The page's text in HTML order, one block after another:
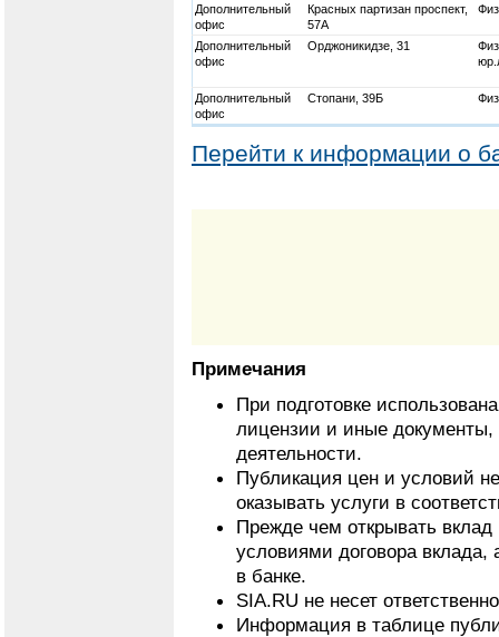
Дополнительный
офис
Красных партизан проспект,
57А
Дополнительный
офис
Орджоникидзе, 31
Дополнительный
офис
Стопани, 39Б
Перейти к информации о
Примечания
При подготовке
лицензии и иные
деятельности.
Публикация цен и условий
оказывать услуги в
Прежде чем открывать вклад
условиями договора вклада,
в банке.
SIA.RU не несет
Информация в таблице